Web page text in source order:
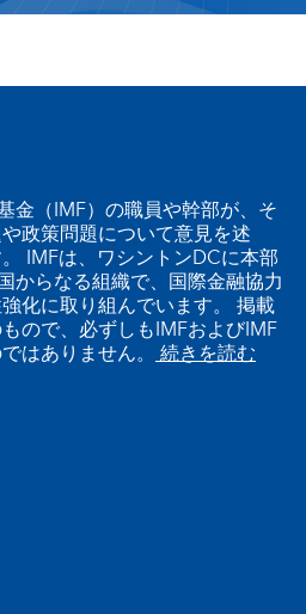
金（IMF）の職員や幹部が、そ
政策問題について意見を述
IMFは、ワシントンDCに本部
からなる組織で、国際金融協力
化に取り組んでいます。 掲載
ので、必ずしもIMFおよびIMF
はありません。 続きを読む